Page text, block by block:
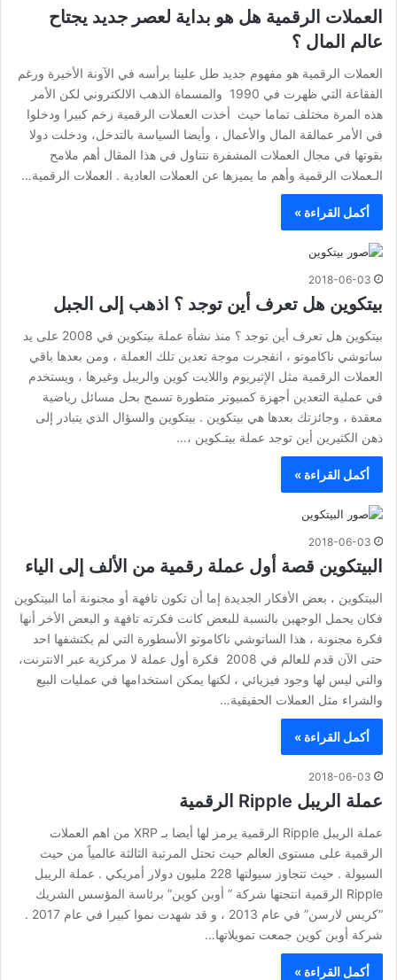
العملات الرقمية هل هو بداية لعصر جديد يجتاح
عالم المال ؟
العملات الرقمية هو مفهوم جديد طل علينا برأسه في الآونة الأخيرة ورغم
الفقاعة التي ظهرت في 1990 والمسماة الذهب الالكتروني لكن الأمر
هذه المرة مختلف تماما حيث أخذت العملات الرقمية زخم كبيرا ودخلوا
في الأمر عمالقة المال والأعمال ، وأيضا السياسة بالتدخل، ودخلت دولا
بقوتها في مجال العملات المشفرة نتناول في هذا المقال أهم ملامح
الـعملات الرقمية وأهم ما يميزها عن العملات العادية . العملات الرقمية…
أكمل القراءة »
2018-06-03
بيتكوين هل تعرف أين توجد ؟ اذهب إلى الجبل
بيتكوين هل تعرف أين توجد ؟ منذ نشأة عملة بيتكوين في 2008 على يد
ساتوشي ناكاموتو ، انفجرت موجة تعدين تلك العملة ، ومن بعدها باقي
العملات الرقمية مثل الإثيريوم واللايت كوين والريبل وغيرها ، ويستخدم
في عملية التعدين أجهزة كمبيوتر متطورة تسمح بحل مسائل رياضية
معقدة ، وجائزتك بعدها هي بيتكوين . بيتكوين والسؤال الذي يتبادر إلى
ذهن الكثيرين أين توجد عملة بيتـكوين ،…
أكمل القراءة »
2018-06-03
البيتكوين قصة أول عملة رقمية من الألف إلى الياء
البيتكوين ، بعض الأفكار الجديدة إما أن تكون تافهة أو مجنونة أما البيتكوين
فكان يحمل الوجهين بالنسبة للبعض كانت فكرته تافهة و البعض الأخر أنها
فكرة مجنونة ، هذا الساتوشي ناكاموتو الأسطورة التي لم يكتشفها احد
حتى الآن قدم للعالم في 2008 فكرة أول عملة لا مركزية عبر الانترنت،
والتي ليس لها وجود فيزيائي ، لكنها يمكن استخدامها في عمليات البيع
والشراء مثل العملات الحقيقية…
أكمل القراءة »
2018-06-03
عملة الريبل Ripple الرقمية
عملة الريبل Ripple الرقمية يرمز لها أيضا بـ XRP من اهم العملات
الرقمية على مستوى العالم حيث تحتل المرتبة الثالثة عالمياً من حيث
السيولة . حيث تتجاوز سيولتها 228 مليون دولار أمريكي . عملة الريبل
Ripple الرقمية انتجتها شركة ” أوبن كوين” برئاسة المؤسس الشريك
“كريس لارسن” في عام 2013 ، و قد شهدت نموا كبيرا في عام 2017 .
شركة أوبن كوين جمعت تمويلاتها…
أكمل القراءة »